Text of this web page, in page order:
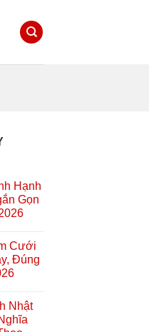
Hạnh
Gọn
Cưới
Đúng
Nhật